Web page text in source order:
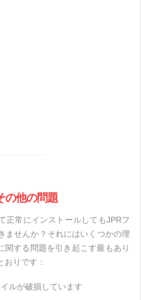
の他の問題
正常にインストールしてもJPRフ
ませんか？それにはいくつかの理
関する問題を引き起こす最もあり
りです：
ルが破損しています